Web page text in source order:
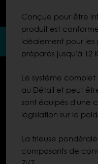
Conçue pour être
produit est
idéalement pour les
préparés jusqu'à 12
Le système
au Détail et peut
sont équipés d'une
législation sur le
La trieuse
composants de